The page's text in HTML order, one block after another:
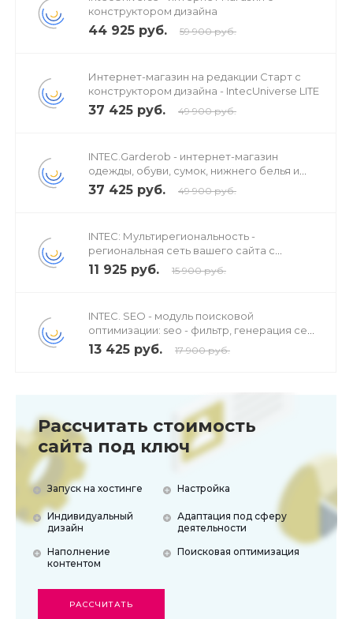
конструктором дизайна
44 925 руб. 59 900 руб.
Интернет-магазин на редакции Старт с
конструктором дизайна - IntecUniverse LITE
37 425 руб. 49 900 руб.
INTEC.Garderob - интернет-магазин
одежды, обуви, сумок, нижнего белья и
аксессуаров
37 425 руб. 49 900 руб.
INTEC: Мультирегиональность -
региональная сеть вашего сайта с
продвижением в поисковиках
11 925 руб. 15 900 руб.
INTEC. SEO - модуль поисковой
оптимизации: seo - фильтр, генерация сео
- текстов, H1, мета-тегов
13 425 руб. 17 900 руб.
Рассчитать стоимость
сайта под ключ
Запуск на хостинге
Индивидуальный
дизайн
Наполнение
контентом
Настройка
Адаптация под сферу
деятельности
Поисковая оптимизация
РАССЧИТАТЬ